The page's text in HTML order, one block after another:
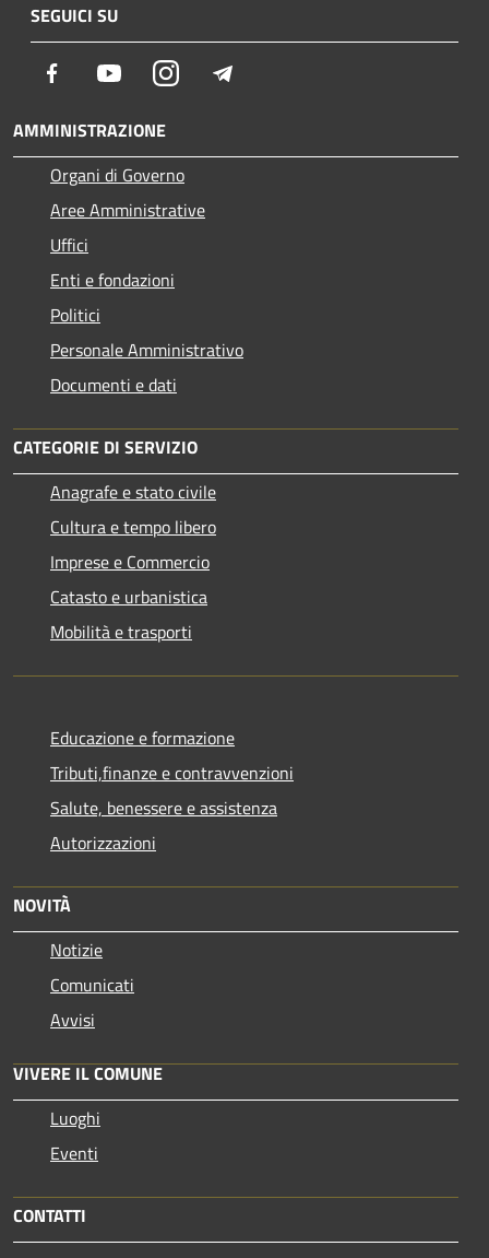
SEGUICI SU
Facebook YoutubeInstagram
AMMINISTRAZIONE
Organi di Governo
Aree Amministrative
Uffici
Enti e fondazioni
Politici
Personale Amministrativo
Documenti e dati
CATEGORIE DI SERVIZIO
Anagrafe e stato civile
Cultura e tempo libero
Imprese e Commercio
Catasto e urbanistica
Mobilità e trasporti
Educazione e formazione
Tributi,finanze e contravvenzioni
Salute, benessere e assistenza
Autorizzazioni
NOVITÀ
Notizie
Comunicati
Avvisi
VIVERE IL COMUNE
Luoghi
Eventi
CONTATTI